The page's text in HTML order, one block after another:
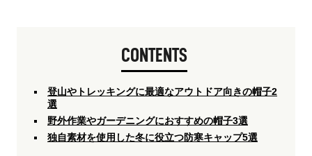
CONTENTS
登山やトレッキングに最適なアウトドア向きの帽子2
選
野外作業やガーデニングにおすすめの帽子3選
独自素材を使用した冬に役立つ防寒キャップ5選